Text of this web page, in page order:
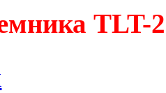
TLT-